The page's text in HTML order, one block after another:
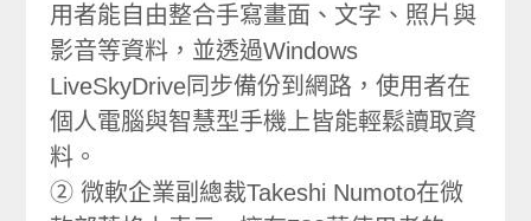
用者能自由整合手寫畫面、文字、照片與
影音等資料，並透過Windows
LiveSkyDrive同步備份到網路，使用者在
個人電腦與智慧型手機上皆能輕鬆讀取資
料。
② 微軟企業副總裁Takeshi Numoto在微